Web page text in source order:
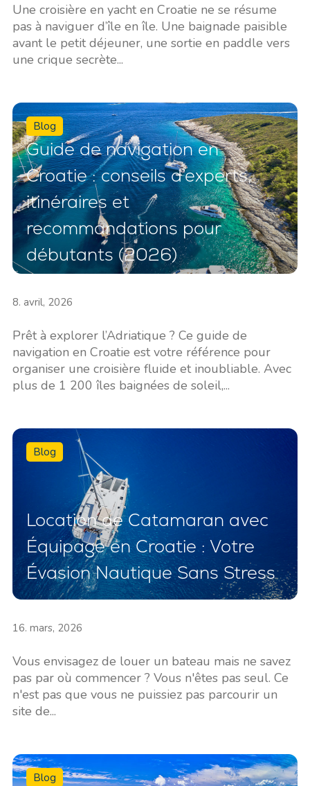
Une croisière en yacht en Croatie ne se résume
pas à naviguer d’île en île. Une baignade paisible
avant le petit déjeuner, une sortie en paddle vers
une crique secrète...
Blog
Guide de navigation en
Croatie : conseils d’experts,
itinéraires et
recommandations pour
débutants (2026)
8. avril, 2026
Prêt à explorer l’Adriatique ? Ce guide de
navigation en Croatie est votre référence pour
organiser une croisière fluide et inoubliable. Avec
plus de 1 200 îles baignées de soleil,...
Blog
Location de Catamaran avec
Équipage en Croatie : Votre
Évasion Nautique Sans Stress
16. mars, 2026
Vous envisagez de louer un bateau mais ne savez
pas par où commencer ? Vous n'êtes pas seul. Ce
n'est pas que vous ne puissiez pas parcourir un
site de...
Blog